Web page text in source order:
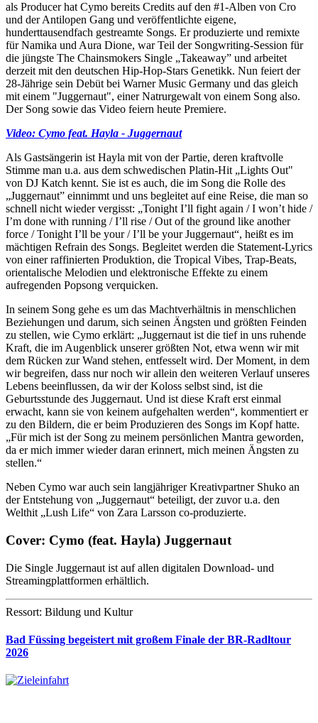
als Producer hat Cymo bereits Credits auf den #1-Alben von Cro
und der Antilopen Gang und veröffentlichte eigene,
hunderttausendfach gestreamte Songs. Er produzierte und remixte
für Namika und Aura Dione, war Teil der Songwriting-Session für
die jüngste The Chainsmokers Single „Takeaway” und arbeitet
derzeit mit den deutschen Hip-Hop-Stars Genetikk. Nun feiert der
28-Jährige sein Debüt bei Warner Music Germany und das gleich
mit einem "Juggernaut", einer Natrurgewalt von einem Song also.
Der Song sowie das Video feiern heute Premiere.
Video: Cymo feat. Hayla - Juggernaut
Als Gastsängerin ist Hayla mit von der Partie, deren kraftvolle
Stimme man u.a. aus dem schwedischen Platin-Hit „Lights Out"
von DJ Katch kennt. Sie ist es auch, die im Song die Rolle des
„Juggernaut” einnimmt und uns begleitet auf eine Reise, die man so
schnell nicht wieder vergisst: „Tonight I’ll fight again / I won’t hide /
I’m done with running / I’ll rise / Out of the ground like another
force / Tonight I’ll be your / I’ll be your Juggernaut“, heißt es im
mächtigen Refrain des Songs. Begleitet werden die Statement-Lyrics
von einer raffinierten Produktion, die Tropical Vibes, Trap-Beats,
orientalische Melodien und elektronische Effekte zu einem
aufregenden Popsong verquicken.
In seinem Song gehe es um das Machtverhältnis in menschlichen
Beziehungen und darum, sich seinen Ängsten und größten Feinden
zu stellen, wie Cymo erklärt: „Juggernaut ist die tief in uns ruhende
Kraft, die im Augenblick unserer größten Not, etwa wenn wir mit
dem Rücken zur Wand stehen, entfesselt wird. Der Moment, in dem
wir begreifen, dass nur noch wir allein den weiteren Verlauf unseres
Lebens beeinflussen, da wir der Koloss selbst sind, ist die
Geburtsstunde des Juggernaut. Und ist diese Kraft erst einmal
erwacht, kann sie von keinem aufgehalten werden“, kommentiert er
zu den Bildern, die er beim Produzieren des Songs im Kopf hatte.
„Für mich ist der Song zu meinem persönlichen Mantra geworden,
da er mich immer wieder daran erinnert, mich meinen Ängsten zu
stellen.“
Neben Cymo war auch sein langjähriger Kreativpartner Shuko an
der Entstehung von „Juggernaut“ beteiligt, der zuvor u.a. den
Welthit „Lush Life“ von Zara Larsson co-produzierte.
Cover: Cymo (feat. Hayla) Juggernaut
Die Single Juggernaut ist auf allen digitalen Download- und
Streamingplattformen erhältlich.
Ressort: Bildung und Kultur
Bad Füssing begeistert mit großem Finale der BR-Radltour
2026